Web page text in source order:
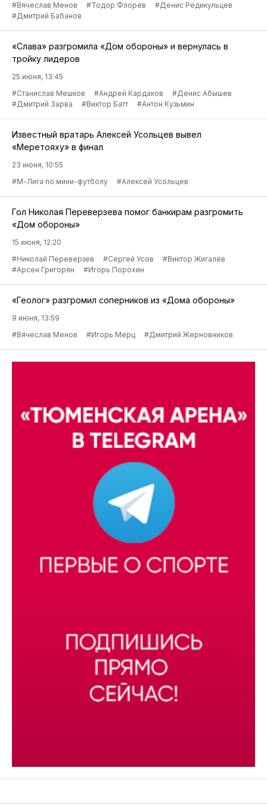
#Вячеслав Менов
#Тодор Флорев
#Денис Редикульцев
#Дмитрий Бабанов
«Слава» разгромила «Дом обороны» и вернулась в
тройку лидеров
25 июня, 13:45
#Станислав Мешков
#Андрей Кардаков
#Денис Абышев
#Дмитрий Зарва
#Виктор Батт #Антон Кузьмин
Известный вратарь Алексей Усольцев вывел
«Меретояху» в финал
23 июня, 10:55
#М-Лига по мини-футболу
#Алексей Усольцев
Гол Николая Переверзева помог банкирам разгромить
«Дом обороны»
15 июня, 12:20
#Николай Переверзев
#Сергей Усов
#Виктор Жигалёв
#Арсен Григорян
#Игорь Порохин
«Геолог» разгромил соперников из «Дома обороны»
9 июня, 13:59
#Вячеслав Менов
#Игорь Мерц #Дмитрий Жерновников